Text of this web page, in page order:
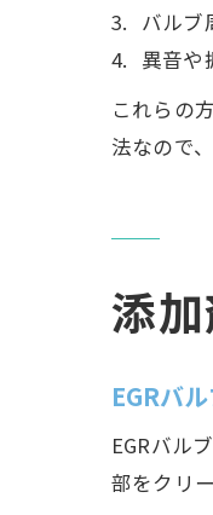
バルブ
異音や
これらの
法なので
添
EGRバ
EGRバル
部をクリ